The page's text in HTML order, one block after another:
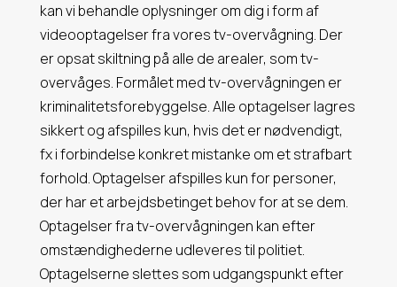
kan vi behandle oplysninger om dig i form af
videooptagelser fra vores tv-overvågning. Der
er opsat skiltning på alle de arealer, som tv-
overvåges. Formålet med tv-overvågningen er
kriminalitetsforebyggelse. Alle optagelser lagres
sikkert og afspilles kun, hvis det er nødvendigt,
fx i forbindelse konkret mistanke om et strafbart
forhold. Optagelser afspilles kun for personer,
der har et arbejdsbetinget behov for at se dem.
Optagelser fra tv-overvågningen kan efter
omstændighederne udleveres til politiet.
Optagelserne slettes som udgangspunkt efter